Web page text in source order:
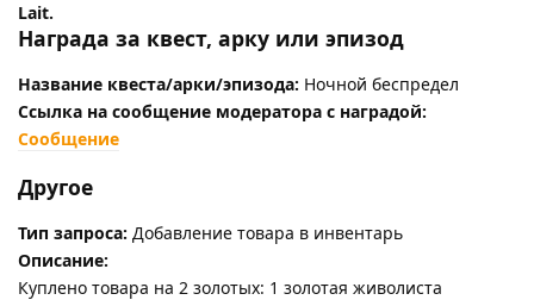
Lait.​
Награда за квест, арку или эпизод
Название квеста/арки/эпизода: Ночной беспредел
Ссылка на сообщение модератора с наградой:
Сообщение
Другое
Тип запроса: Добавление товара в инвентарь
Описание:
Куплено товара на 2 золотых: 1 золотая живолиста